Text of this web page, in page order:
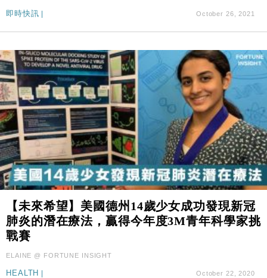
即時快訊 October 26, 2021
【未來希望】美國德州14歲少女成功發現新冠
肺炎的潛在療法，贏得今年度3M青年科學家挑
戰賽
ELAINE @ FORTUNE INSIGHT
HEALTH | October 22, 2020